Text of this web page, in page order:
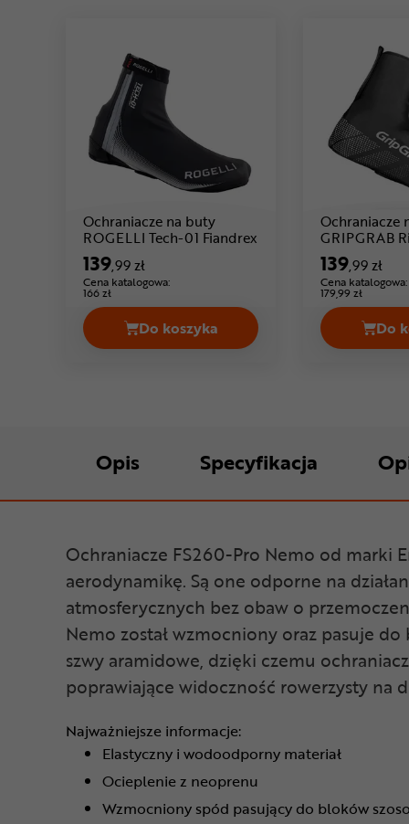
Ochraniacze na buty
ROGELLI Tech-01 Fiandrex
139,99 zł
Cena katalogowa:
166 zł
Do koszyka
Ochraniacze na buty ROGELLI
Ochraniacze
GRIPGRAB
Waterproof
139,99 zł
Cena katalogowa:
179,99 zł
Do
Opis Specyfikacja
Ochraniacze FS260-Pro Nemo od marki
aerodynamikę. Są one odporne na
atmosferycznych bez obaw o
Nemo został wzmocniony oraz pasuje
szwy aramidowe, dzięki czemu
poprawiające widoczność rowerzysty na
Najważniejsze informacje:
Elastyczny i wodoodporny materiał
Ocieplenie z neoprenu
Wzmocniony spód pasujący do bloków